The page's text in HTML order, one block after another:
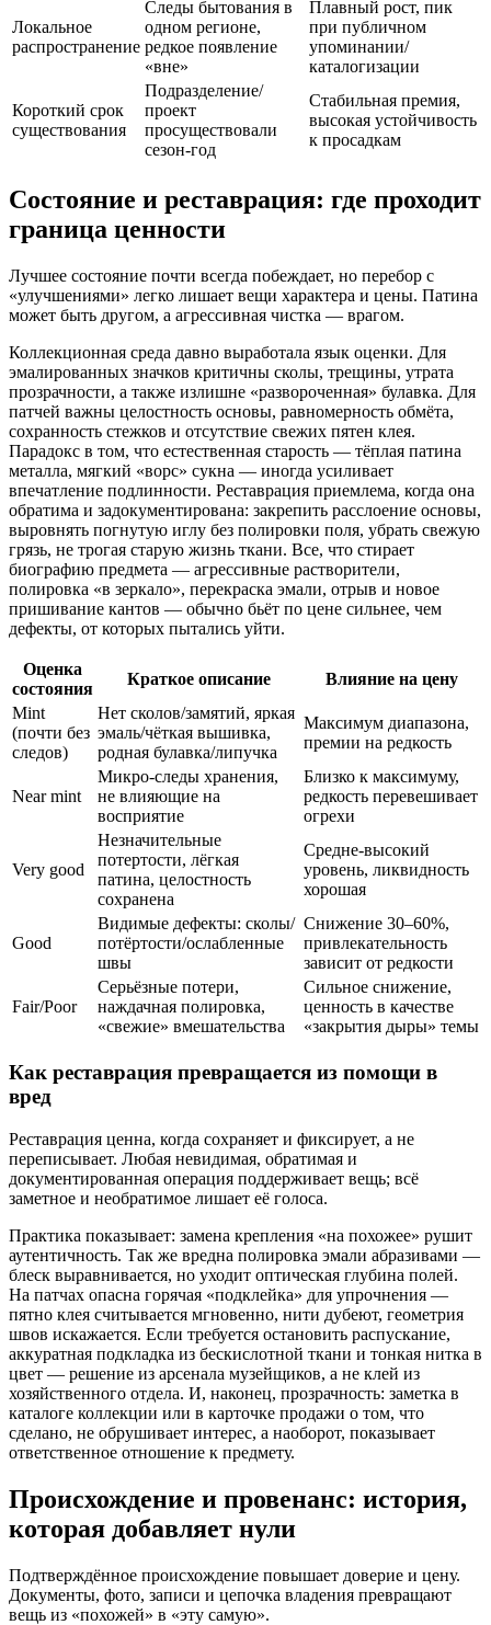
Локальное
распространение
Следы бытования в
одном регионе,
редкое появление
«вне»
Плавный рост, пик
при публичном
упоминании/
каталогизации
Короткий срок
существования
Подразделение/
проект
просуществовали
сезон-год
Стабильная премия,
высокая устойчивость
к просадкам
Состояние и реставрация: где проходит
граница ценности
Лучшее состояние почти всегда побеждает, но перебор с
«улучшениями» легко лишает вещи характера и цены. Патина
может быть другом, а агрессивная чистка — врагом.
Коллекционная среда давно выработала язык оценки. Для
эмалированных значков критичны сколы, трещины, утрата
прозрачности, а также излишне «развороченная» булавка. Для
патчей важны целостность основы, равномерность обмёта,
сохранность стежков и отсутствие свежих пятен клея.
Парадокс в том, что естественная старость — тёплая патина
металла, мягкий «ворс» сукна — иногда усиливает
впечатление подлинности. Реставрация приемлема, когда она
обратима и задокументирована: закрепить расслоение основы,
выровнять погнутую иглу без полировки поля, убрать свежую
грязь, не трогая старую жизнь ткани. Все, что стирает
биографию предмета — агрессивные растворители,
полировка «в зеркало», перекраска эмали, отрыв и новое
пришивание кантов — обычно бьёт по цене сильнее, чем
дефекты, от которых пытались уйти.
Оценка
состояния
Краткое описание
Влияние на цену
Mint
(почти без
следов)
Нет сколов/замятий, яркая
эмаль/чёткая вышивка,
родная булавка/липучка
Максимум диапазона,
премии на редкость
Near mint
Микро‑следы хранения,
не влияющие на
восприятие
Близко к максимуму,
редкость перевешивает
огрехи
Very good
Незначительные
потертости, лёгкая
патина, целостность
сохранена
Средне-высокий
уровень, ликвидность
хорошая
Good
Видимые дефекты: сколы/
потёртости/ослабленные
швы
Снижение 30–60%,
привлекательность
зависит от редкости
Fair/Poor
Серьёзные потери,
наждачная полировка,
«свежие» вмешательства
Сильное снижение,
ценность в качестве
«закрытия дыры» темы
Как реставрация превращается из помощи в
вред
Реставрация ценна, когда сохраняет и фиксирует, а не
переписывает. Любая невидимая, обратимая и
документированная операция поддерживает вещь; всё
заметное и необратимое лишает её голоса.
Практика показывает: замена крепления «на похожее» рушит
аутентичность. Так же вредна полировка эмали абразивами —
блеск выравнивается, но уходит оптическая глубина полей.
На патчах опасна горячая «подклейка» для упрочнения —
пятно клея считывается мгновенно, нити дубеют, геометрия
швов искажается. Если требуется остановить распускание,
аккуратная подкладка из бескислотной ткани и тонкая нитка в
цвет — решение из арсенала музейщиков, а не клей из
хозяйственного отдела. И, наконец, прозрачность: заметка в
каталоге коллекции или в карточке продажи о том, что
сделано, не обрушивает интерес, а наоборот, показывает
ответственное отношение к предмету.
Происхождение и провенанс: история,
которая добавляет нули
Подтверждённое происхождение повышает доверие и цену.
Документы, фото, записи и цепочка владения превращают
вещь из «похожей» в «эту самую».